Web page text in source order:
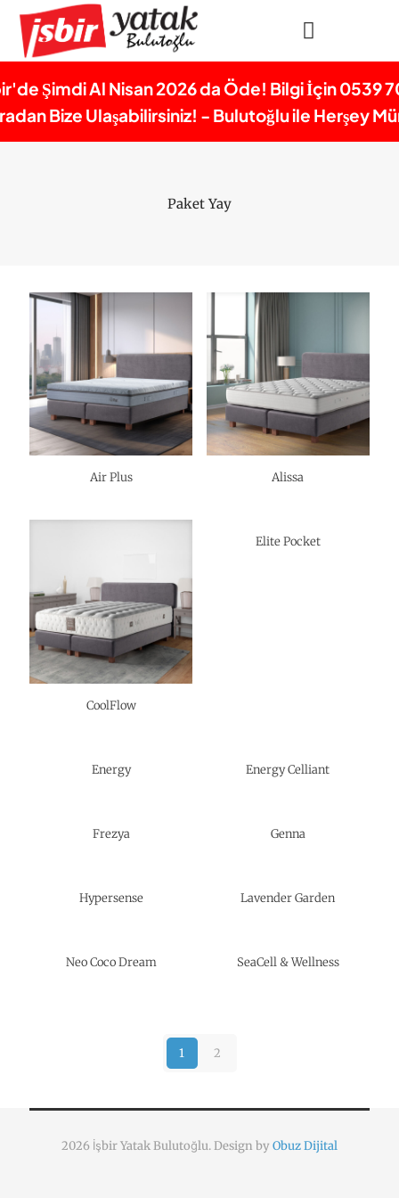
Şimdi Al Nisan 2026 da Öde! Bilgi İçin 0539
Bize Ulaşabilirsiniz! - Bulutoğlu ile Herşey
Paket Yay
Air Plus Alissa
CoolFlow
Elite Pocket
Energy Energy Celliant
Frezya Genna
Hypersense Lavender Garden
Neo Coco Dream SeaCell & Wellness
1 2
2026 İşbir Yatak Bulutoğlu. Design by Obuz Dijital